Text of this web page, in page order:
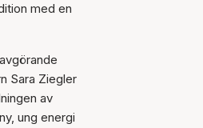
med en
Sara Ziegler
av
ung energi